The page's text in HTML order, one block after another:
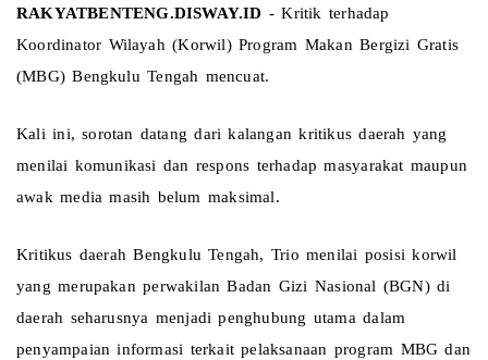
RAKYATBENTENG.DISWAY.ID - Kritik terhadap
Koordinator Wilayah (Korwil) Program Makan Bergizi Gratis
(MBG) Bengkulu Tengah mencuat.
Kali ini, sorotan datang dari kalangan kritikus daerah yang
menilai komunikasi dan respons terhadap masyarakat maupun
awak media masih belum maksimal.
Kritikus daerah Bengkulu Tengah, Trio menilai posisi korwil
yang merupakan perwakilan Badan Gizi Nasional (BGN) di
daerah seharusnya menjadi penghubung utama dalam
penyampaian informasi terkait pelaksanaan program MBG dan